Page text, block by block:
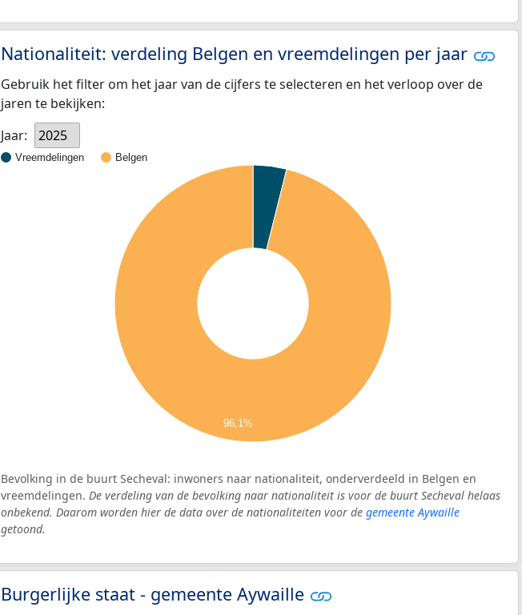
Nationaliteit: verdeling Belgen en vreemdelingen per jaar
Gebruik het filter om het jaar van de cijfers te selecteren en het verloop over de
jaren te bekijken:
Jaar:
2025
Vreemdelingen Belgen
96,1%
Bevolking in de buurt Secheval: inwoners naar nationaliteit, onderverdeeld in Belgen en
vreemdelingen. De verdeling van de bevolking naar nationaliteit is voor de buurt Secheval helaas
onbekend. Daarom worden hier de data over de nationaliteiten voor de gemeente Aywaille
getoond.
Burgerlijke staat - gemeente Aywaille